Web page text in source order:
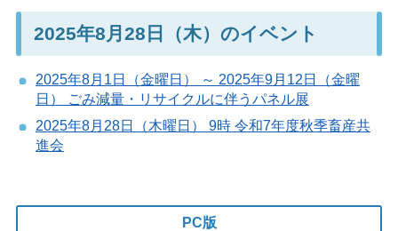
2025年8月28日（木）のイベント
2025年8月1日（金曜日） ～ 2025年9月12日（金曜
日） ごみ減量・リサイクルに伴うパネル展
2025年8月28日（木曜日） 9時 令和7年度秋季畜産共
進会
PC版